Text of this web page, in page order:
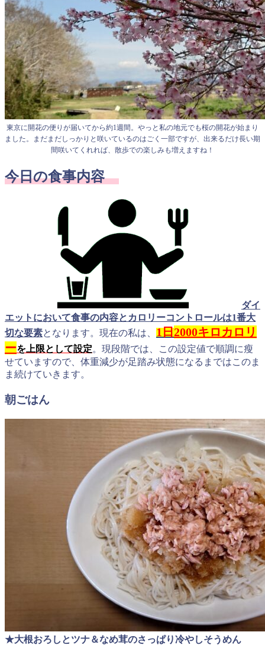
東京に開花の便りが届いてから約1週間。やっと私の地元でも桜の開花が始まり
ました。まだまだしっかりと咲いているのはごく一部ですが、出来るだけ長い期
間咲いてくれれば、散歩での楽しみも増えますね！
今日の食事内容
ダイ
エットにおいて食事の内容とカロリーコントロールは1番大
切な要素となります。現在の私は、 1日2000キロカロリ
ーを上限として設定。現段階では、この設定値で順調に瘦
せていますので、体重減少が足踏み状態になるまではこのま
ま続けていきます。
朝ごはん
★大根おろしとツナ＆なめ茸のさっぱり冷やしそうめん